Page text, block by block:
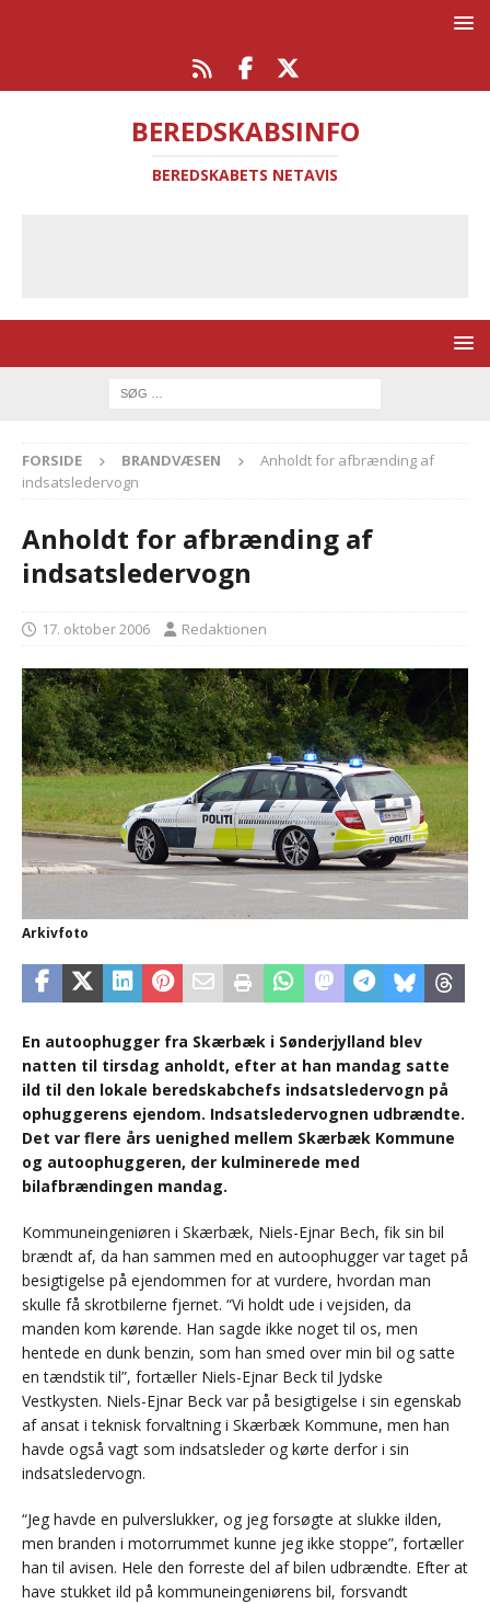
BEREDSKABSINFO
BEREDSKABETS NETAVIS
FORSIDE BRANDVÆSEN
Anholdt for afbrænding af
indsatsledervogn
Anholdt for afbrænding af
indsatsledervogn
17. oktober 2006 Redaktionen
Arkivfoto
En autoophugger fra Skærbæk i Sønderjylland blev
natten til tirsdag anholdt, efter at han mandag satte
ild til den lokale beredskabchefs indsatsledervogn på
ophuggerens ejendom. Indsatsledervognen udbrændte.
Det var flere års uenighed mellem Skærbæk Kommune
og autoophuggeren, der kulminerede med
bilafbrændingen mandag.
Kommuneingeniøren i Skærbæk, Niels-Ejnar Bech, fik sin bil
brændt af, da han sammen med en autoophugger var taget på
besigtigelse på ejendommen for at vurdere, hvordan man
skulle få skrotbilerne fjernet. “Vi holdt ude i vejsiden, da
manden kom kørende. Han sagde ikke noget til os, men
hentede en dunk benzin, som han smed over min bil og satte
en tændstik til”, fortæller Niels-Ejnar Beck til Jydske
Vestkysten. Niels-Ejnar Beck var på besigtigelse i sin egenskab
af ansat i teknisk forvaltning i Skærbæk Kommune, men han
havde også vagt som indsatsleder og kørte derfor i sin
indsatsledervogn.
“Jeg havde en pulverslukker, og jeg forsøgte at slukke ilden,
men branden i motorrummet kunne jeg ikke stoppe”, fortæller
han til avisen. Hele den forreste del af bilen udbrændte. Efter at
have stukket ild på kommuneingeniørens bil, forsvandt